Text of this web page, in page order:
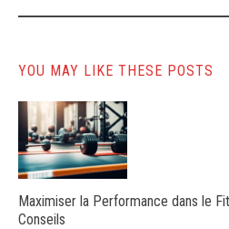
YOU MAY LIKE THESE POSTS
Maximiser la Performance dans le
Conseils